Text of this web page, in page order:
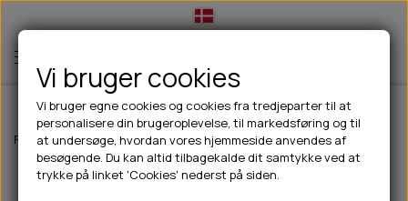
TIL HUND
💧FODER- VANDSKÅLE
TIL HUNDEEJER
Forside Til hunde Hundetøj Jakker til hunde Paikka Visibility
Vi bruger cookies
Vi bruger egne cookies og cookies fra tredjeparter til at
personalisere din brugeroplevelse, til markedsføring og til
at undersøge, hvordan vores hjemmeside anvendes af
besøgende. Du kan altid tilbagekalde dit samtykke ved at
trykke på linket 'Cookies' nederst på siden.